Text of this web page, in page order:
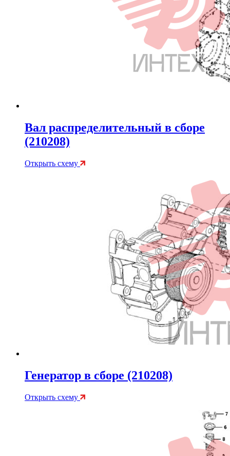
Вал распределительный в сборе
(210208)
Открыть схему
Генератор в сборе (210208)
Открыть схему